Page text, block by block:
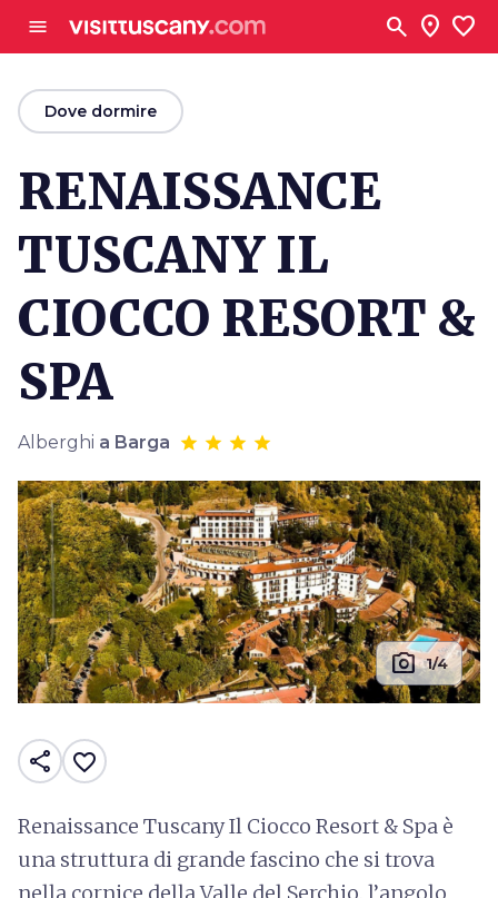
menu search location_on favorite
arrow_backDove dormire
RENAISSANCE
TUSCANY IL
CIOCCO RESORT &
SPA
Alberghi a Barga
photo_camera 1/4
share favorite_border
Renaissance Tuscany Il Ciocco Resort & Spa è
una struttura di grande fascino che si trova